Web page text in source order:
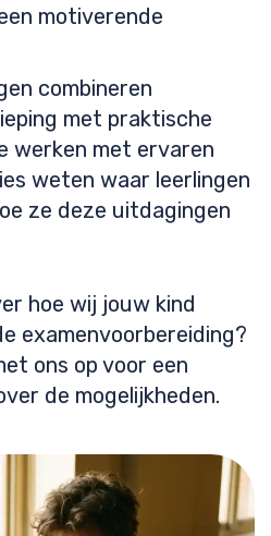
motiverende
combineren
met praktische
werken met ervaren
weten waar leerlingen
ze deze uitdagingen
hoe wij jouw kind
examenvoorbereiding?
ons op voor een
de mogelijkheden.